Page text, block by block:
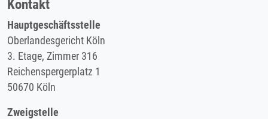
Kontakt
Hauptgeschäftsstelle
Oberlandesgericht Köln
3. Etage, Zimmer 316
Reichenspergerplatz 1
50670 Köln
Zweigstelle